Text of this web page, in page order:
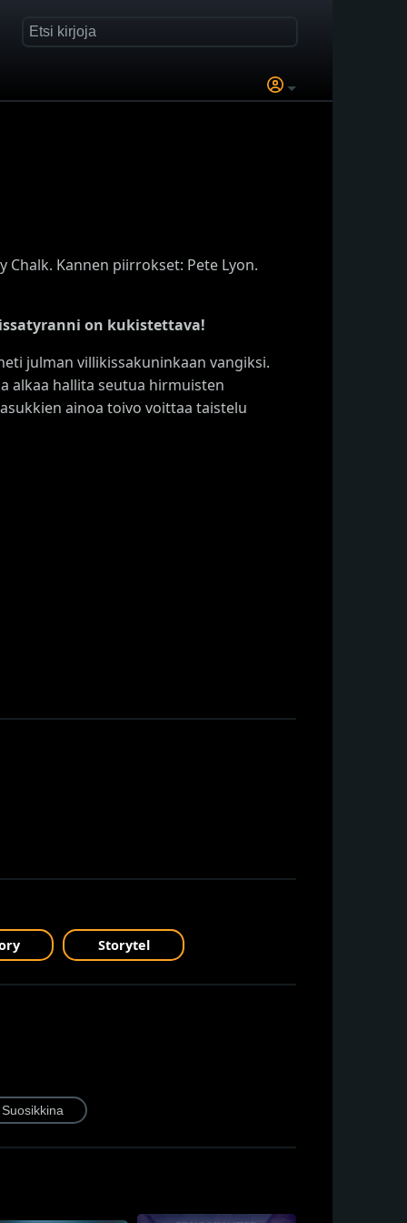
Kannen piirrokset: Pete Lyon.
on kukistettava!
julman villikissakuninkaan vangiksi.
alkaa hallita seutua hirmuisten
ainoa toivo voittaa taistelu
Storytel